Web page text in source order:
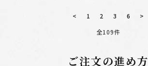
< 1 2 3 6
>
全109件
ご注文の進め方